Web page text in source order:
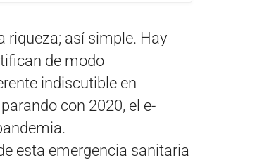
riqueza; así simple. Hay
de modo
indiscutible en
con 2020, el e-
esta emergencia sanitaria